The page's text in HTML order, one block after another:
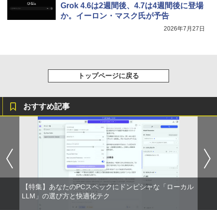
Grok 4.6は2週間後、4.7は4週間後に登場
か。イーロン・マスク氏が予告
2026年7月27日
トップページに戻る
おすすめ記事
【特集】あなたのPCスペックにドンピシャな「ローカル
LLM」の選び方と快適化テク